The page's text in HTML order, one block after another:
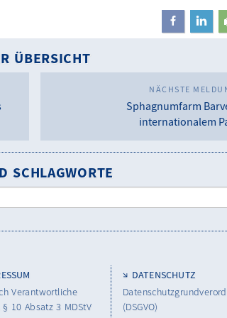
teilen
ÜBERSICHT
NÄCHSTE
Sphagnumfarm
internationalem
SCHLAGWORTE
Verantwortliche
10 Absatz 3 MDStV
DATENSCHUTZ
(DSGVO)